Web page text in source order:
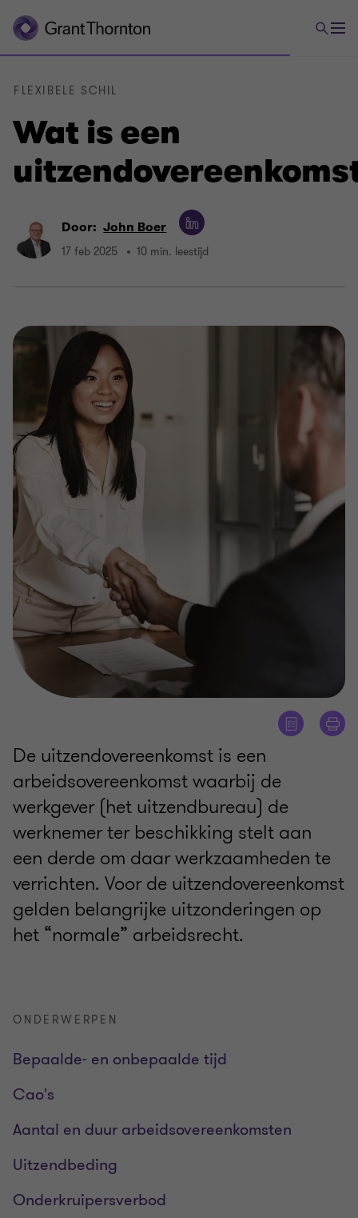
Wat is een
FLEXIBELE SCHIL
Door: John Boer
17 feb 2025 10 min. leestijd
De uitzendovereenkomst is een
arbeidsovereenkomst waarbij de
werkgever (het uitzendbureau) de
werknemer ter beschikking stelt aan
een derde om daar werkzaamheden te
verrichten. Voor de uitzendovereenkomst
gelden belangrijke uitzonderingen op
het “normale” arbeidsrecht.
ONDERWERPEN
Bepaalde- en onbepaalde tijd
Cao's
Aantal en duur arbeidsovereenkomsten
Uitzendbeding
Onderkruipersverbod